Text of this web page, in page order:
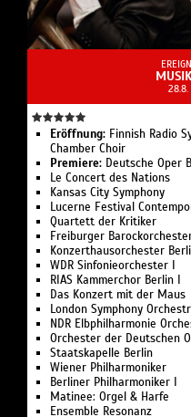
Eröffnung: Finnish Radio
Chamber Choir
Premiere: Deutsche Oper
Le Concert des Nations
Kansas City Symphony
Lucerne Festival
Quartett der Kritiker
Freiburger
Konzerthausorchester
WDR Sinfonieorchester I
RIAS Kammerchor Berlin I
Das Konzert mit der Maus
London Symphony
NDR Elbphilharmonie
Orchester der Deutschen
Staatskapelle Berlin
Wiener Philharmoniker
Berliner Philharmoniker I
Matinee: Orgel & Harfe
Ensemble Resonanz